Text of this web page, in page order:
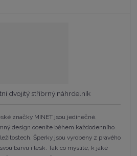
dvojitý stříbrný náhrdelník
značky MINET jsou jedinečné.
design oceníte během každodenního
Šperky jsou vyrobeny z pravého
barvu i lesk. Tak co myslíte, k jaké